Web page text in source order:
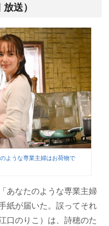
送）
ような専業主婦はお荷物で
あなたのような専業主婦
紙が届いた。誤ってそれ
口のりこ）は、詩穂のた